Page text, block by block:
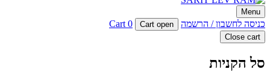
SARIT LEV RAM
סטודיו לעיצוב פריטים מיוחדים מבטון
Menu
כניסה לחשבון / הרשמה Cart open
Cart 0
Close cart
סל הקניות